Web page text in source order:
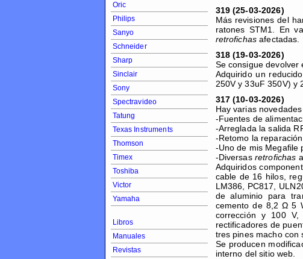
Oric
Philips
Sanyo
Schneider
Sharp
Sinclair
Sony
Spectravideo
Tatung
Texas Instruments
Thomson
Timex
Toshiba
Victor
Yamaha
Libros
Manuales
Revistas
319 (25-03-2026)
Más revisiones del
ratones STM1. En
retrofichas afectadas.
318 (19-03-2026)
Se consigue devolver
Adquirido un
250V y 33uF 350V) y
317 (10-03-2026)
Hay varias
-Fuentes de
-Arreglada la salida
-Retomo la
-Uno de mis Megafile
-Diversas retrofichas
Adquiridos
cable de 16 hilos,
LM386, PC817,
de aluminio para
cemento de 8,2 Ω 5
corrección y 100 V,
rectificadores de
tres pines macho con
Se producen
interno del sitio web.